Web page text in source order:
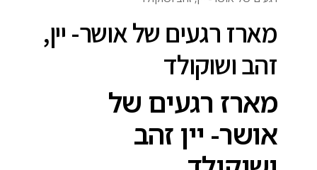
מארז רגעים של אושר- יין,
זהב ושוקולד
מארז רגעים של
אושר- יין זהב